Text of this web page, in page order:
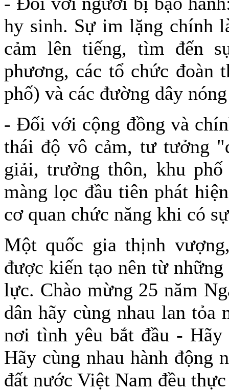
hy sinh. Sự im lặng chính
cảm lên tiếng, tìm đến
phương, các tổ chức đoàn
phố) và các đường dây
- Đối với cộng đồng và
thái độ vô cảm, tư tưởng
giải, trưởng thôn, khu
màng lọc đầu tiên phát
cơ quan chức năng khi có
Một quốc gia thịnh
được kiến tạo nên từ
lực. Chào mừng 25 năm
dân hãy cùng nhau lan
nơi tình yêu bắt đầu -
Hãy cùng nhau hành động
đất nước Việt Nam đều